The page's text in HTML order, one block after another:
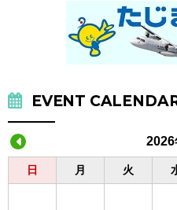
EVENT
2026
日 月 火